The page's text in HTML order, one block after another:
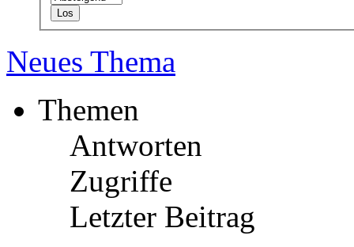
Neues Thema
Themen
Antworten
Zugriffe
Letzter Beitrag